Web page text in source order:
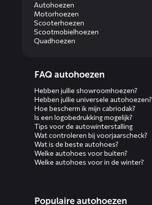
Autohoezen
Motorhoezen
Scooterhoezen
Scootmobielhoezen
Quadhoezen
menusFAQ autohoezen
Hebben jullie showroomhoezen?
Hebben jullie universele autohoezen?
Hoe bescherm ik mijn cabriodak?
Is een logobedrukking mogelijk?
Tips voor de autowinterstalling
Wat controleren bij voorjaarscheck?
Wat is de beste autohoes?
Welke autohoes voor buiten?
Welke autohoes voor in de winter?
Populaire autohoezen